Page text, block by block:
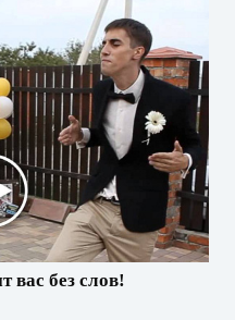
вас без слов!